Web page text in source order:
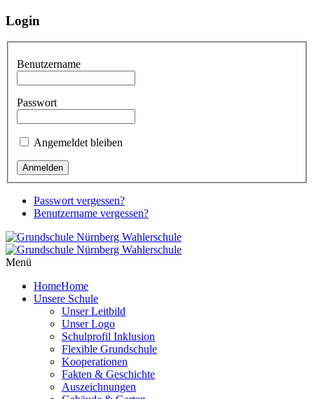
Login
Benutzername
Passwort
Angemeldet bleiben
Passwort vergessen?
Benutzername vergessen?
Menü
HomeHome
Unsere Schule
Unser Leitbild
Unser Logo
Schulprofil Inklusion
Flexible Grundschule
Kooperationen
Fakten & Geschichte
Auszeichnungen